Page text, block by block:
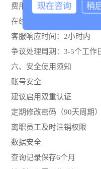
费用争议
在线提交申诉（需上传凭证
客服响应时间：2小时内
争议处理周期：3-5个工作
六、安全使用须知
账号安全
建议启用双重认证
定期修改密码（90天周期）
离职员工及时注销权限
数据安全
查询记录保存6个月
现在咨询 稍